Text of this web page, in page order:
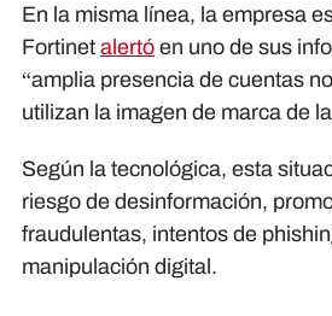
En la misma línea, la empresa
Fortinet alertó en uno de sus
“amplia presencia de cuentas
utilizan la imagen de marca de
Según la tecnológica, esta
riesgo de desinformación,
fraudulentas, intentos de
manipulación digital.